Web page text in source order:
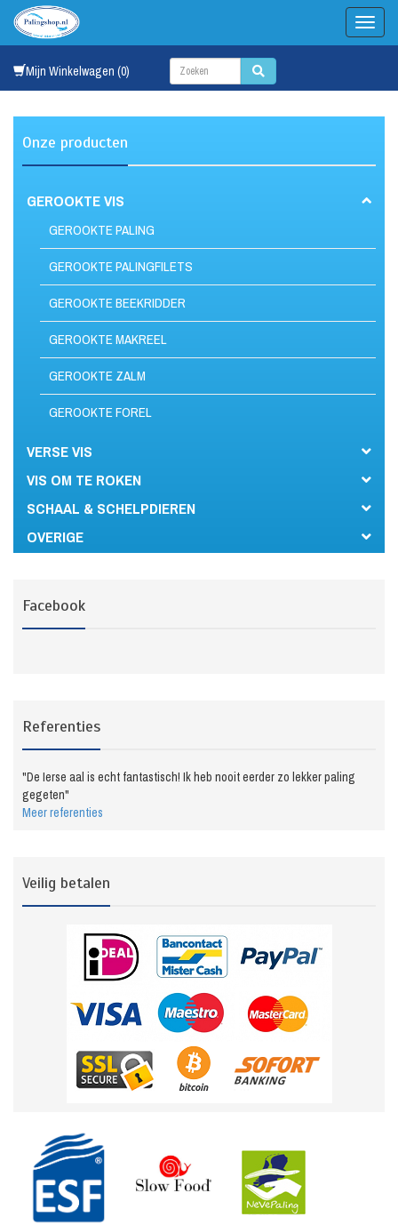
Mijn Winkelwagen (0)
Onze producten
GEROOKTE VIS
GEROOKTE PALING
GEROOKTE PALINGFILETS
GEROOKTE BEEKRIDDER
GEROOKTE MAKREEL
GEROOKTE ZALM
GEROOKTE FOREL
VERSE VIS
VIS OM TE ROKEN
SCHAAL & SCHELPDIEREN
OVERIGE
Facebook
Referenties
"De Ierse aal is echt fantastisch! Ik heb nooit eerder zo lekker paling
gegeten"
Meer referenties
Veilig betalen